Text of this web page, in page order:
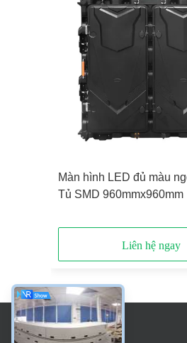
Màn hình LED đủ màu
Tủ SMD 960mmx960mm
Liên hệ ngay